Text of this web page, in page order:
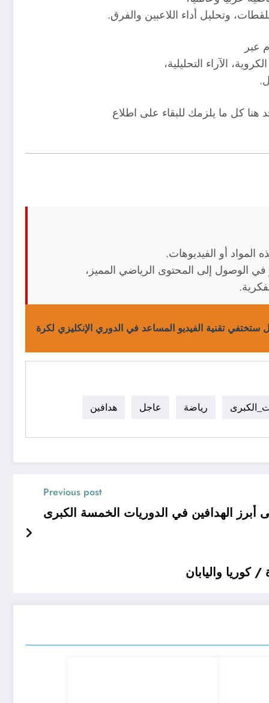
وتحليل أداء اللاعبين والفرق.
عبر
الآراء التحليلية،
هنا كل ما يلزمك للبقاء على اطلاع
المواد أو الفيديوهات.
الوصول إلى المحتوى الرياضي المميز،
تقنية الفيديو المساعد في الدوري الإنكليزي لكرة
رياضة عاجل هدافين
Previous post
الهدافين في الدوريات الخمسة الكبرى
كوريا واليابان